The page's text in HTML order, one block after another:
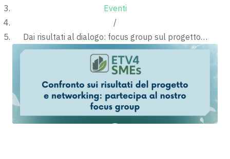
Eventi
/
Dai risultati al dialogo: focus group sul progetto…